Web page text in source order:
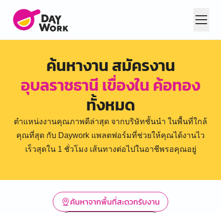
ค้นหางาน สมัครงาน
อุบลราชธานี เขื่องใน ค้อทอง
ทั้งหมด
ตำแหน่งงานคุณภาพดีล่าสุด จากบริษัทชั้นนำ ในพื้นที่ใกล้
คุณที่สุด กับ Daywork แพลตฟอร์มที่ช่วยให้คุณได้งานไว
เร็วสุดใน 1 ชั่วโมง เส้นทางต่อไปในอาชีพรอคุณอยู่
ค้นหาจากพื้นที่สะดวกรับงาน